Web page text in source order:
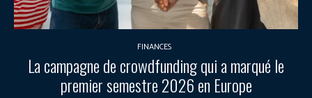
FINANCES
La campagne de crowdfunding qui a marqué le
premier semestre 2026 en Europe